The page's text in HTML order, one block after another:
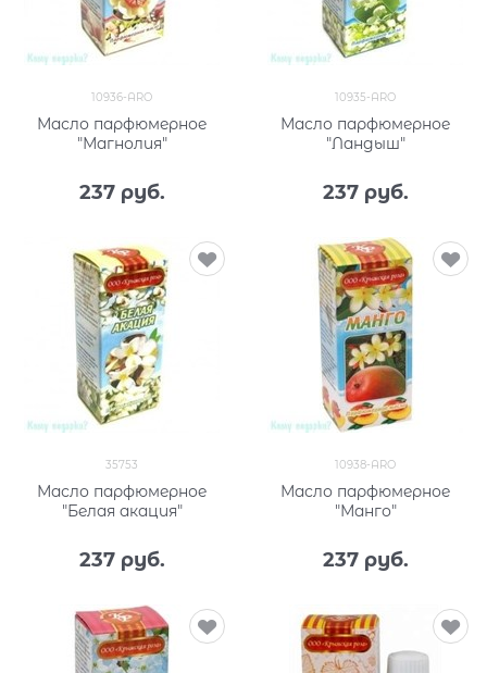
10936-ARO
Масло парфюмерное
"Магнолия"
237 руб.
10935-ARO
Масло парфюмерное
"Ландыш"
237 руб.
35753
Масло парфюмерное
"Белая акация"
237 руб.
10938-ARO
Масло парфюмерное
"Манго"
237 руб.